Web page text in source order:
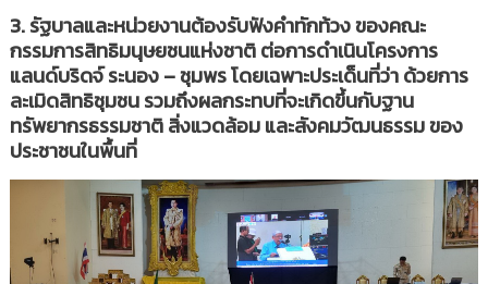
3. รัฐบาลและหน่วยงานต้องรับฟังคำทักท้วง ของคณะ
กรรมการสิทธิมนุษยชนแห่งชาติ ต่อการดำเนินโครงการ
แลนด์บริดจ์ ระนอง – ชุมพร โดยเฉพาะประเด็นที่ว่า ด้วยการ
ละเมิดสิทธิชุมชน รวมถึงผลกระทบที่จะเกิดขึ้นกับฐาน
ทรัพยากรธรรมชาติ สิ่งแวดล้อม และสังคมวัฒนธรรม ของ
ประชาชนในพื้นที่